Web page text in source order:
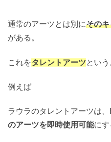
通常のアーツとは別にその
がある。
これをタレントアーツという
例えば
ラウラのタレントアーツは
のアーツを即時使用可能にす